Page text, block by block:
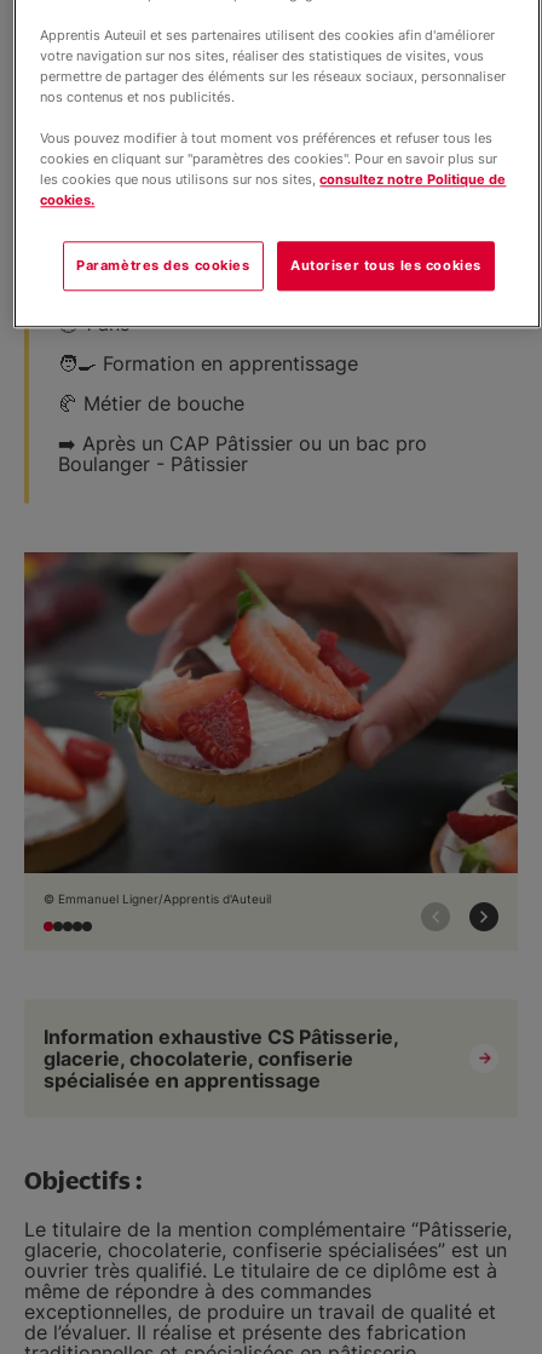
©Nicolas Pontroué / Apprentis d'Auteuil
Mettez-vous au service du goût !
S'inscrire en Certificat de spécialisation
Pâtisserie, glacerie, chocolaterie,
confiserie spécialisée en apprentissage
🕑 1 ans
​🧑‍🍳​ Formation en apprentissage
🥐​ Métier de bouche
➡️​ Après un CAP Pâtissier ou un bac pro
Boulanger - Pâtissier
© Emmanuel Ligner/Apprentis d'Auteuil
Information exhaustive CS Pâtisserie,
glacerie, chocolaterie, confiserie
spécialisée en apprentissage
Objectifs :
Le titulaire de la mention complémentaire “Pâtisserie,
glacerie, chocolaterie, confiserie spécialisées” est un
ouvrier très qualifié. Le titulaire de ce diplôme est à
même de répondre à des commandes
exceptionnelles, de produire un travail de qualité et
de l’évaluer. Il réalise et présente des fabrication
Apprentis Auteuil et ses partenaires utilisent des cookies afin d'améliorer
votre navigation sur nos sites, réaliser des statistiques de visites, vous
permettre de partager des éléments sur les réseaux sociaux, personnaliser
nos contenus et nos publicités.
Vous pouvez modifier à tout moment vos préférences et refuser tous les
cookies en cliquant sur "paramètres des cookies". Pour en savoir plus sur
les cookies que nous utilisons sur nos sites,consultez notre Politique de
cookies.
Paramètres des cookies Autoriser tous les cookies